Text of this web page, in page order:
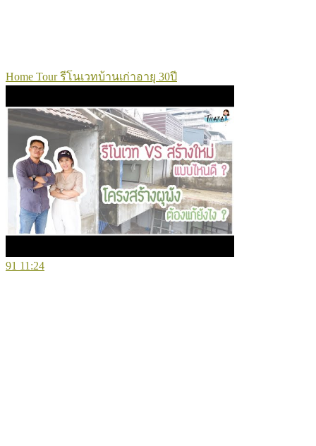
Home Tour รีโนเวทบ้านเก่าอายุ 30ปี
91 11:24